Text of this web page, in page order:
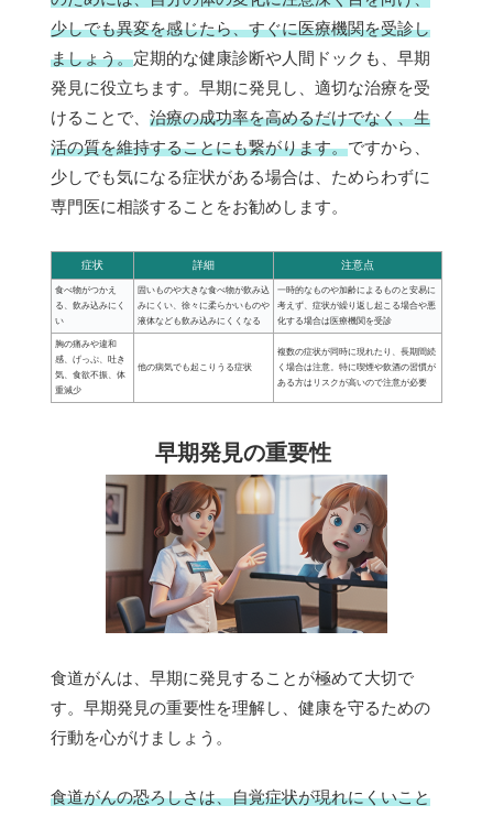
少しでも異変を感じたら、すぐに医療機関を受診し
ましょう。定期的な健康診断や人間ドックも、早期
発見に役立ちます。早期に発見し、適切な治療を受
けることで、 治療の成功率を高めるだけでなく、生
活の質を維持することにも繋がります。ですから、
少しでも気になる症状がある場合は、ためらわずに
専門医に相談することをお勧めします。
症状 詳細 注意点
食べ物がつかえ
る、飲み込みにく
い
固いものや大きな食べ物が飲み込
みにくい、徐々に柔らかいものや
液体なども飲み込みにくくなる
一時的なものや加齢によるものと安易に
考えず、症状が繰り返し起こる場合や悪
化する場合は医療機関を受診
胸の痛みや違和
感、げっぷ、吐き
気、食欲不振、体
重減少
他の病気でも起こりうる症状
複数の症状が同時に現れたり、長期間続
く場合は注意。特に喫煙や飲酒の習慣が
ある方はリスクが高いので注意が必要
早期発見の重要性
食道がんは、早期に発見することが極めて大切で
す。早期発見の重要性を理解し、健康を守るための
行動を心がけましょう。
食道がんの恐ろしさは、自覚症状が現れにくいこと